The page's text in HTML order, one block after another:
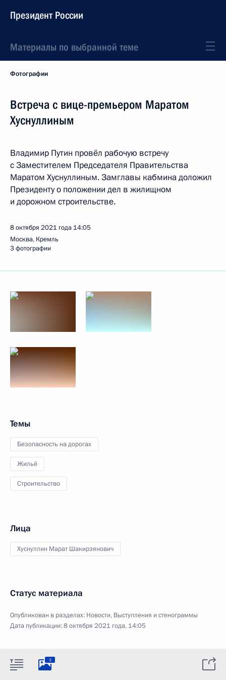
Президент России
Материалы по выбранной теме
Фотографии
Встреча с вице-премьером Маратом
Хуснуллиным
Владимир Путин провёл рабочую встречу
с Заместителем Председателя Правительства
Маратом Хуснуллиным. Замглавы кабмина доложил
Президенту о положении дел в жилищном
и дорожном строительстве.
8 октября 2021 года 14:05
Москва, Кремль
3 фотографии
Темы
Безопасность на дорогах
Жильё
Строительство
Лица
Хуснуллин Марат Шакирзянович
Статус материала
Опубликован в разделах: Новости, Выступления и стенограммы
Дата публикации:8 октября 2021 года, 14:05
3